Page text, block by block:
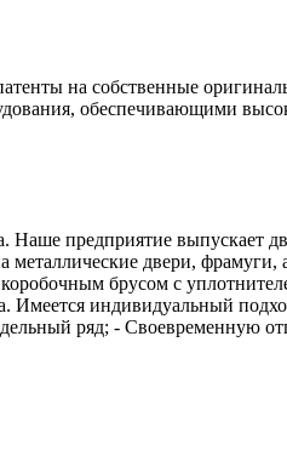
на собственные
обеспечивающими
предприятие выпускает
металлические двери,
брусом с
Имеется индивидуальный
ряд; - Своевременную